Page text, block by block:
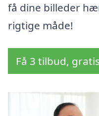
få dine billeder
rigtige måde!
Få 3 tilbud,